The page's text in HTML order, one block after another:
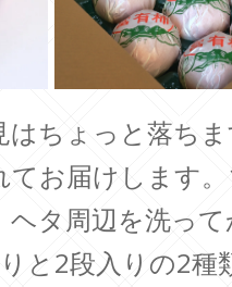
はちょっと落ち
てお届けします
ヘタ周辺を洗っ
と2段入りの2